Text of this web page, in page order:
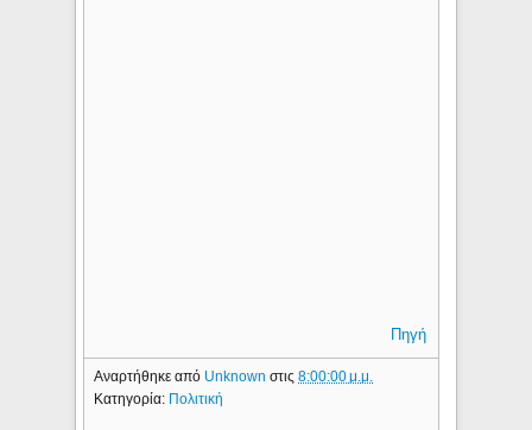
Πηγή
Αναρτήθηκε από Unknownστις8:00:00 μ.μ.
Κατηγορία: Πολιτική